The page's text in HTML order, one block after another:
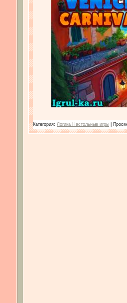
Категория: Логика Настольные игры |